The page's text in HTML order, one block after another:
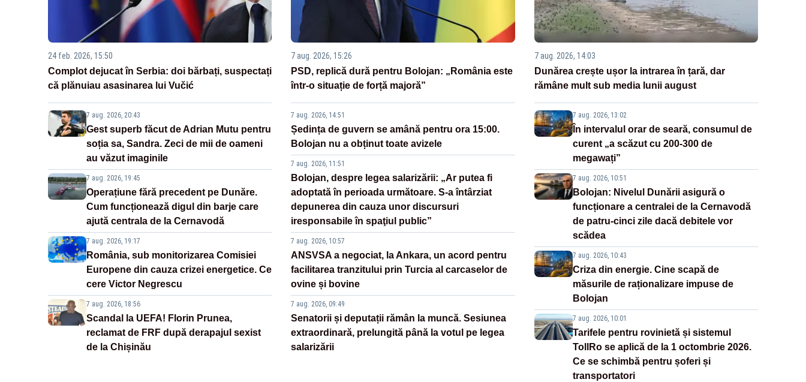
24 feb. 2026, 15:50
Complot dejucat în Serbia: doi bărbați, suspectați
că plănuiau asasinarea lui Vučić
7 aug. 2026, 20:43
Gest superb făcut de Adrian Mutu pentru
soția sa, Sandra. Zeci de mii de oameni
au văzut imaginile
7 aug. 2026, 19:45
Operațiune fără precedent pe Dunăre.
Cum funcționează digul din barje care
ajută centrala de la Cernavodă
7 aug. 2026, 19:17
România, sub monitorizarea Comisiei
Europene din cauza crizei energetice. Ce
cere Victor Negrescu
7 aug. 2026, 18:56
Scandal la UEFA! Florin Prunea,
reclamat de FRF după derapajul sexist
de la Chișinău
7 aug. 2026, 15:26
PSD, replică dură pentru Bolojan: „România este
într-o situație de forță majoră”
7 aug. 2026, 14:51
Ședința de guvern se amână pentru ora 15:00.
Bolojan nu a obținut toate avizele
7 aug. 2026, 11:51
Bolojan, despre legea salarizării: „Ar putea fi
adoptată în perioada următoare. S-a întârziat
depunerea din cauza unor discursuri
iresponsabile în spaţiul public”
7 aug. 2026, 10:57
ANSVSA a negociat, la Ankara, un acord pentru
facilitarea tranzitului prin Turcia al carcaselor de
ovine și bovine
7 aug. 2026, 09:49
Senatorii și deputații rămân la muncă. Sesiunea
extraordinară, prelungită până la votul pe legea
salarizării
7 aug. 2026, 14:03
Dunărea crește ușor la intrarea în țară, dar
rămâne mult sub media lunii august
7 aug. 2026, 13:02
În intervalul orar de seară, consumul de
curent „a scăzut cu 200-300 de
megawați”
7 aug. 2026, 10:51
Bolojan: Nivelul Dunării asigură o
funcționare a centralei de la Cernavodă
de patru-cinci zile dacă debitele vor
scădea
7 aug. 2026, 10:43
Criza din energie. Cine scapă de
măsurile de raționalizare impuse de
Bolojan
7 aug. 2026, 10:01
Tarifele pentru rovinietă și sistemul
TollRo se aplică de la 1 octombrie 2026.
Ce se schimbă pentru șoferi și
transportatori